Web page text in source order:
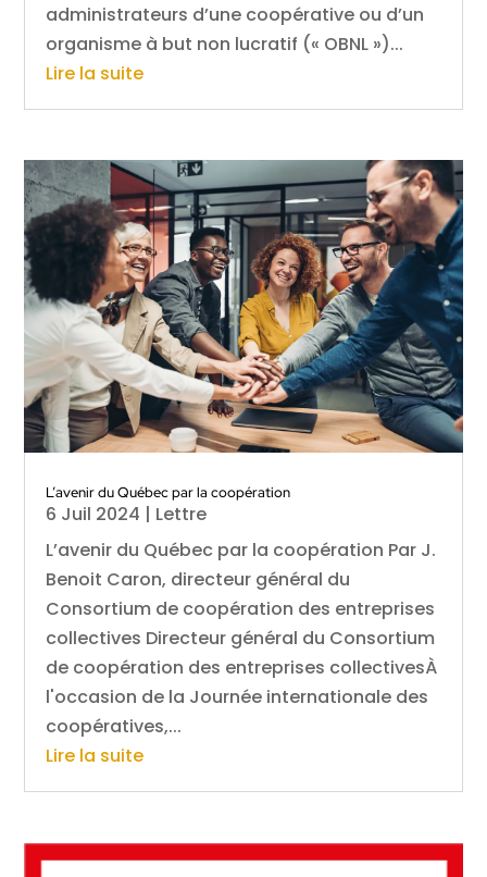
administrateurs d’une coopérative ou d’un
organisme à but non lucratif (« OBNL »)...
Lire la suite
L’avenir du Québec par la coopération
6 Juil 2024 | Lettre
L’avenir du Québec par la coopération Par J.
Benoit Caron, directeur général du
Consortium de coopération des entreprises
collectives Directeur général du Consortium
de coopération des entreprises collectivesÀ
l'occasion de la Journée internationale des
coopératives,...
Lire la suite